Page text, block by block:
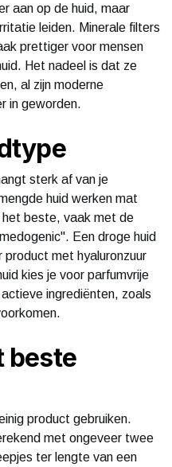
aan op de huid, maar
leiden. Minerale filters
prettiger voor mensen
Het nadeel is dat ze
al zijn moderne
in geworden.
sterk af van je
huid werken mat
beste, vaak met de
Een droge huid
met hyaluronzuur
kies je voor parfumvrije
ingrediënten, zoals
beste
product gebruiken.
met ongeveer twee
ter lengte van een